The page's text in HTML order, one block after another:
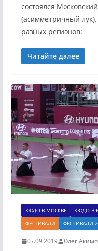
состоялся
(асимметричный
разных регионов:
Читайте далее
КЮДО В МОСКВЕ КЮДО В
ФЕСТИВАЛИ
ФЕСТИВАЛИ
07.09.2019 Олег